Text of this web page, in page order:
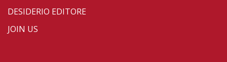
DESIDERIO EDITORE
JOIN US